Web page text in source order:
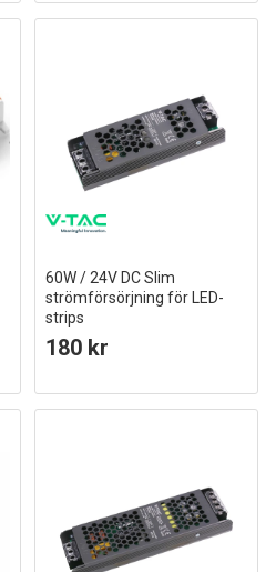
60W / 24V DC Slim
strömförsörjning för LED-
strips
2,5A, IP20
180 kr